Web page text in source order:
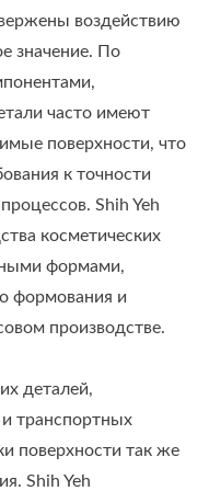
воздействию
значение. По
часто имеют
поверхности, что
к точности
Shih Yeh
косметических
формами,
формования и
производстве.
деталей,
транспортных
поверхности так же
Shih Yeh